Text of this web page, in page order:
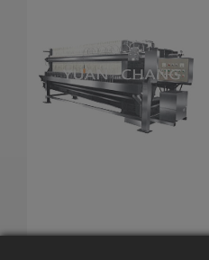
最新消息
聯絡我們